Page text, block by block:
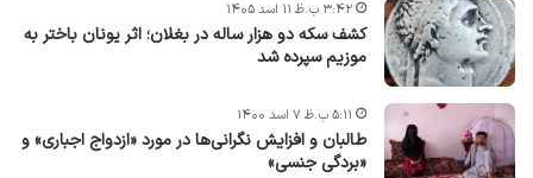
کشف سکه دو هزار ساله در بغلان؛ اثر یونان باختر به
موزیم سپرده شد
۳:۴۲ ب.ظ ۱۱ اسد ۱۴۰۵
طالبان و افزایش نگرانی‌ها در مورد «ازدواج اجباری» و
«بردگی جنسی»
۵:۱۱ ب.ظ ۷ اسد ۱۴۰۰